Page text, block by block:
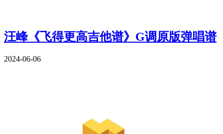
汪峰《飞得更高吉他谱》G调原版弹唱谱
2024-06-06